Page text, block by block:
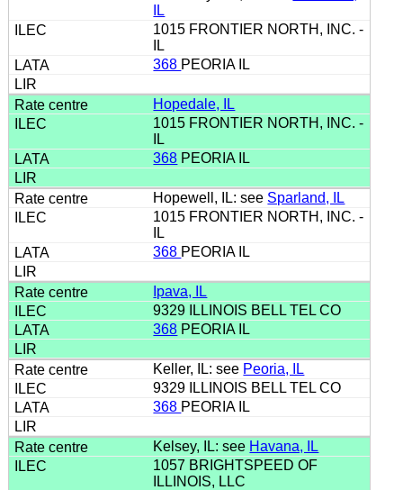
IL
1015 FRONTIER NORTH, INC. -
IL
368 PEORIA IL
Hopedale, IL
1015 FRONTIER NORTH, INC. -
IL
368 PEORIA IL
Hopewell, IL: see Sparland, IL
1015 FRONTIER NORTH, INC. -
IL
368 PEORIA IL
Ipava, IL
9329 ILLINOIS BELL TEL CO
368 PEORIA IL
Keller, IL: see Peoria, IL
9329 ILLINOIS BELL TEL CO
368 PEORIA IL
Kelsey, IL: see Havana, IL
1057 BRIGHTSPEED OF
ILLINOIS, LLC